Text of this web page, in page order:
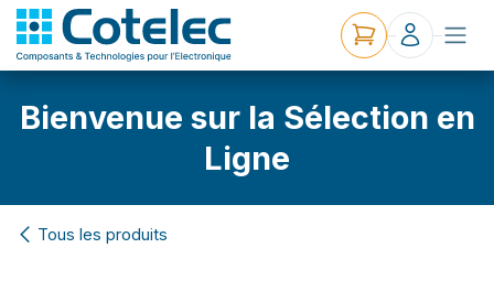
Bienvenue sur la Sélection en
Ligne
Tous les produits